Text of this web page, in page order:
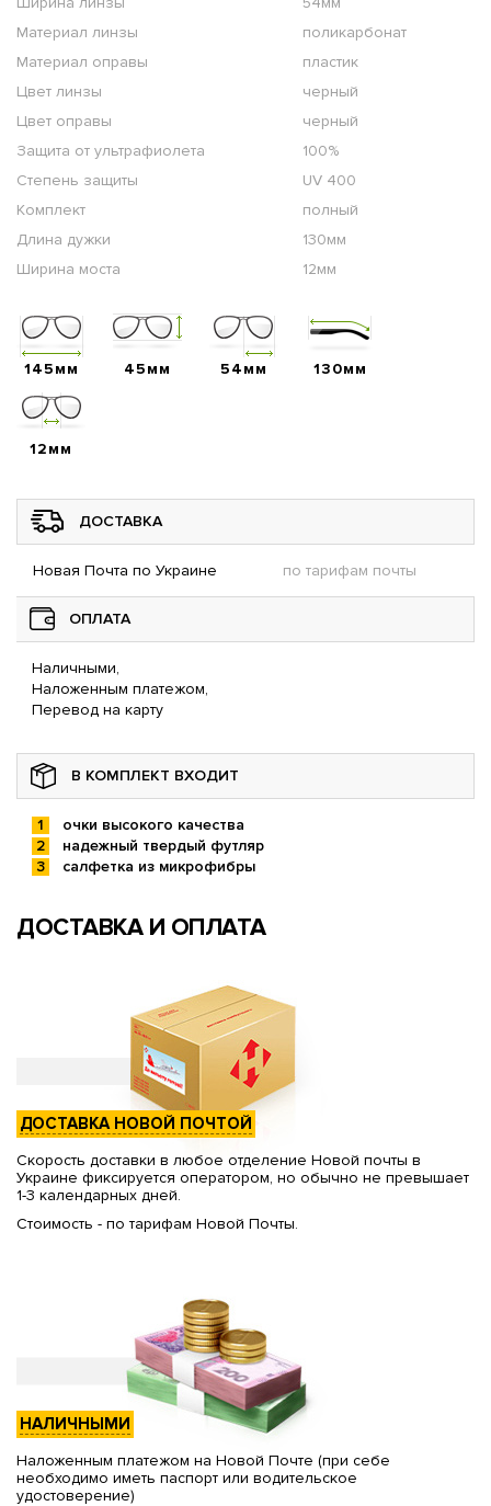
Материал линзы
поликарбонат
Материал оправы
пластик
Цвет линзы
черный
Цвет оправы
черный
Защита от ультрафиолета
100%
Степень защиты
UV 400
Комплект
полный
Длина дужки
130мм
Ширина моста
12мм
145мм 45мм 54мм 130мм
12мм
ДОСТАВКА
Новая Почта по Украине по тарифам почты
ОПЛАТА
Наличными,
Наложенным платежом,
Перевод на карту
В КОМПЛЕКТ ВХОДИТ
очки высокого качества
надежный твердый футляр
салфетка из микрофибры
ДОСТАВКА И ОПЛАТА
ДОСТАВКА НОВОЙ ПОЧТОЙ
Скорость доставки в любое отделение Новой почты в
Украине фиксируется оператором, но обычно не превышает
1-3 календарных дней.
Стоимость - по тарифам Новой Почты.
НАЛИЧНЫМИ
Наложенным платежом на Новой Почте (при себе
необходимо иметь паспорт или водительское
удостоверение)